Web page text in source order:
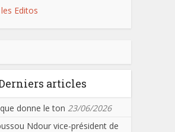
Editos
articles
donne le ton 23/06/2026
Ndour vice-président de